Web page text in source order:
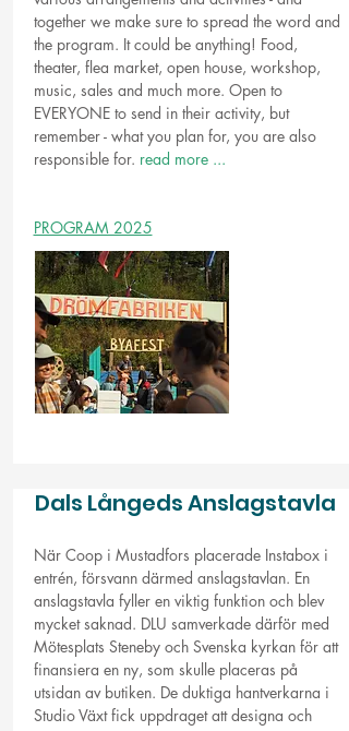
together we make sure to spread the word and
the program. It could be anything! Food,
theater, flea market, open house, workshop,
music, sales and much more. Open to
EVERYONE to send in their activity, but
remember - what you plan for, you are also
responsible for. read more ...
PROGRAM 2025
Dals Långeds Anslagstavla
När Coop i Mustadfors placerade Instabox i
entrén, försvann därmed anslagstavlan. En
anslagstavla fyller en viktig funktion och blev
mycket saknad. DLU samverkade därför med
Mötesplats Steneby och Svenska kyrkan för att
finansiera en ny, som skulle placeras på
utsidan av butiken. De duktiga hantverkarna i
Studio Växt fick uppdraget att designa och